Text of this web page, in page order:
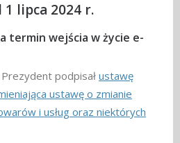
1 lipca 2024 r.
termin wejścia w życie e-
podpisałustawę
ustawę o zmianie
i usług oraz niektórych